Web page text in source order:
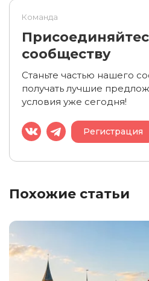
Команда
сообществу
Станьте частью нашего
получать лучшие
условия уже сегодня!
Регистрация
Похожие статьи